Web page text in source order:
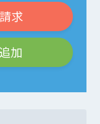
求
加